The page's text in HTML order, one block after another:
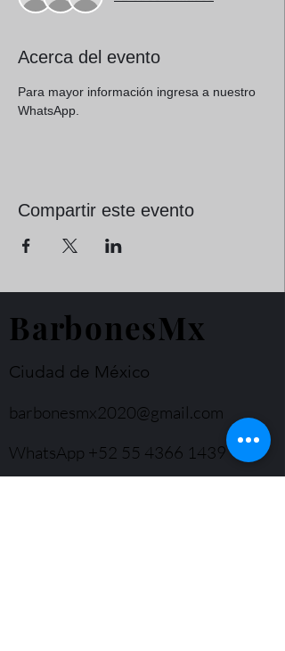
Acerca del evento
Para mayor información ingresa a nuestro
WhatsApp.
Compartir este evento
BarbonesMx
Ciudad de México
barbonesmx2020@gmail.com
WhatsApp +52 55 4366 1439